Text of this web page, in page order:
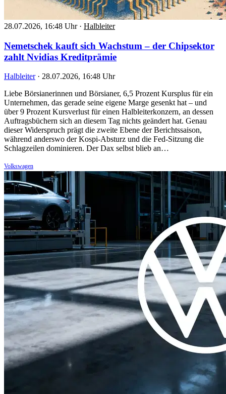
28.07.2026, 16:48 Uhr · Halbleiter
Nemetschek kauft sich Wachstum – der Chipsektor
zahlt Nvidias Kreditprämie
Halbleiter · 28.07.2026, 16:48 Uhr
Liebe Börsianerinnen und Börsianer, 6,5 Prozent Kursplus für ein
Unternehmen, das gerade seine eigene Marge gesenkt hat – und
über 9 Prozent Kursverlust für einen Halbleiterkonzern, an dessen
Auftragsbüchern sich an diesem Tag nichts geändert hat. Genau
dieser Widerspruch prägt die zweite Ebene der Berichtssaison,
während anderswo der Kospi-Absturz und die Fed-Sitzung die
Schlagzeilen dominieren. Der Dax selbst blieb an…
Volkswagen